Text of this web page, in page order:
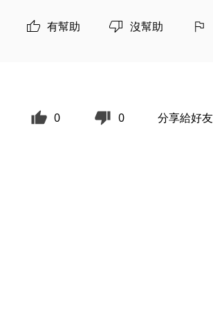
有幫助 沒幫助
0 0 分享給好友